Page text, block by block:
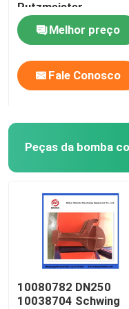
Quem Somos
Fábrica
Controle de
Fale Conosco
Pedir um orçamento
Peças da bomba
Peças da bomba
Putzmeister
Agitatoring Paddles
Melhor preço
Fale Conosco
Peças da bomba
10080782 DN250
10038704 Schwing